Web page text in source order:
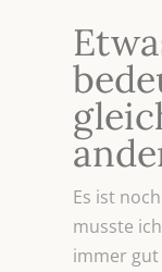
Es ist
musste
immer